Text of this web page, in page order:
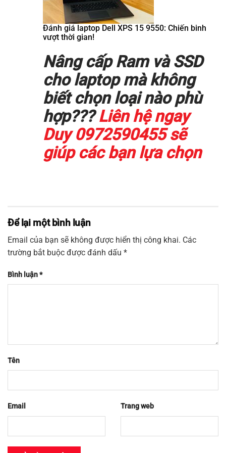
Đánh giá laptop Dell XPS 15 9550: Chiến binh
vượt thời gian!
Nâng cấp Ram và SSD
cho laptop mà không
biết chọn loại nào phù
hợp???Liên hệ ngay
Duy 0972590455 sẽ
giúp các bạn lựa chọn
Để lại một bình luận
Email của bạn sẽ không được hiển thị công khai. Các
trường bắt buộc được đánh dấu *
Bình luận*
Tên
Email Trang web